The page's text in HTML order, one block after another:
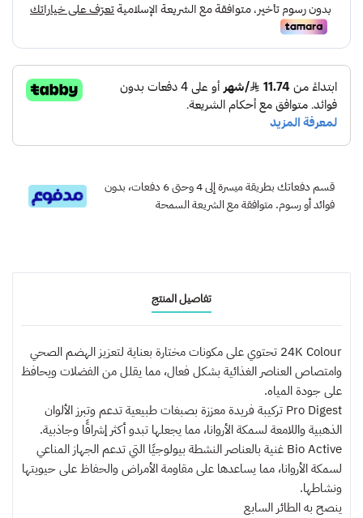
قسم دفعاتك بطريقة ميسرة إلى 4 وحتى 6 دفعات، بدون
فوائد أو رسوم. متوافقة مع الشريعة السمحة
تفاصيل المنتج
24K Colour تحتوي على مكونات مختارة بعناية لتعزيز الهضم الصحي
وامتصاص العناصر الغذائية بشكل فعال، مما يقلل من الفضلات ويحافظ
على جودة المياه.
Pro Digest تركيبة فريدة معززة بصبغات طبيعية تدعم وتبرز الألوان
الذهبية واللامعة لسمكة الأروانا، مما يجعلها تبدو أكثر إشراقًا وجاذبية.
Bio Active غنية بالعناصر النشطة بيولوجيًا التي تدعم الجهاز المناعي
لسمكة الأروانا، مما يساعدها على مقاومة الأمراض والحفاظ على حيويتها
ونشاطها.
ينصح بهالطائر السابع